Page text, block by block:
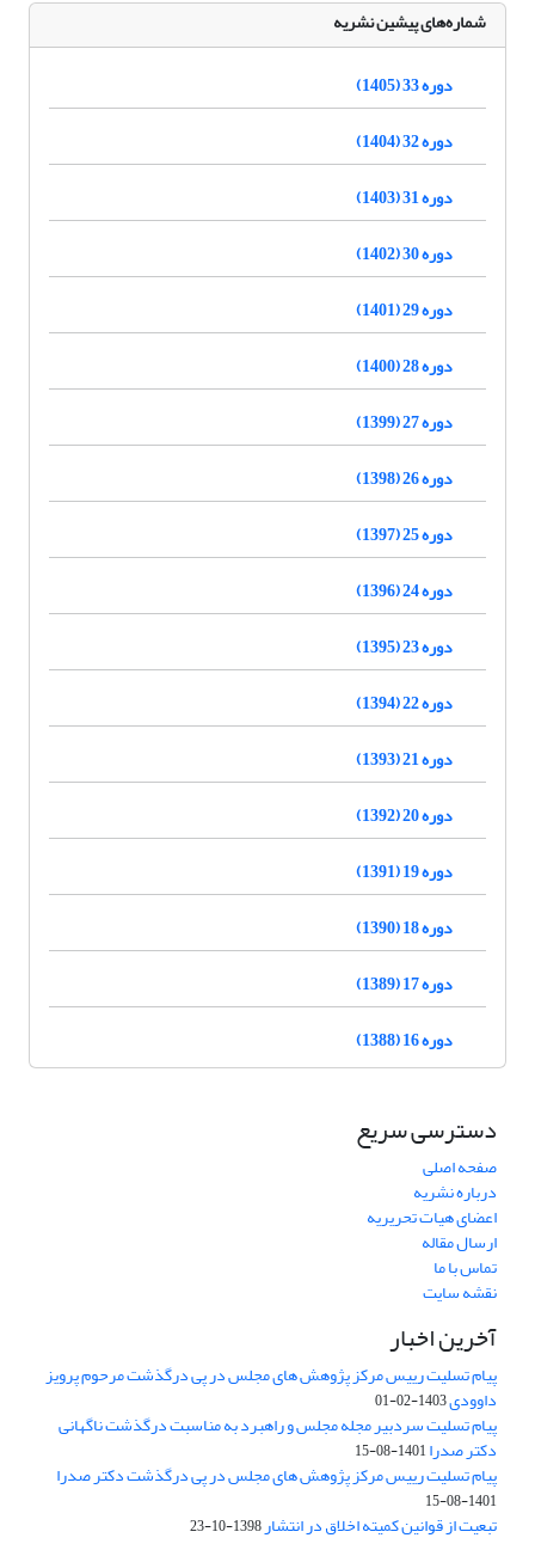
شماره‌های پیشین نشریه
دوره 33 (1405)
دوره 32 (1404)
دوره 31 (1403)
دوره 30 (1402)
دوره 29 (1401)
دوره 28 (1400)
دوره 27 (1399)
دوره 26 (1398)
دوره 25 (1397)
دوره 24 (1396)
دوره 23 (1395)
دوره 22 (1394)
دوره 21 (1393)
دوره 20 (1392)
دوره 19 (1391)
دوره 18 (1390)
دوره 17 (1389)
دوره 16 (1388)
دسترسی سریع
صفحه اصلی
درباره نشریه
اعضای هیات تحریریه
ارسال مقاله
تماس با ما
نقشه سایت
آخرین اخبار
پیام تسلیت رییس مرکز پژوهش های مجلس در پی درگذشت مرحوم پرویز
داوودی1403-02-01
پیام تسلیت سردبیر مجله مجلس و راهبرد به مناسبت درگذشت ناگهانی
دکتر صدرا1401-08-15
پیام تسلیت رییس مرکز پژوهش های مجلس در پی درگذشت دکتر صدرا
1401-08-15
تبعیت از قوانین کمیته اخلاق در انتشار1398-10-23